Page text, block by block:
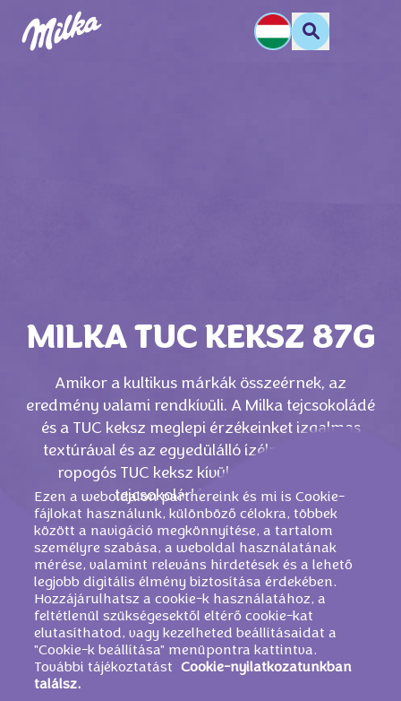
MILKA TUC KEKSZ 87G
Amikor a kultikus márkák összeérnek, az
eredmény valami rendkívüli. A Milka tejcsokoládé
és a TUC keksz meglepi érzékeinket izgalmas
textúrával és az egyedülálló ízélménnyel. 20
ropogós TUC keksz kívül, gyengéd alpesi
tejcsokoládé pedig belül.
Ezen a weboldalon partnereink és mi is Cookie-
fájlokat használunk, különböző célokra, többek
között a navigáció megkönnyítése, a tartalom
személyre szabása, a weboldal használatának
mérése, valamint releváns hirdetések és a lehető
legjobb digitális élmény biztosítása érdekében.
Hozzájárulhatsz a cookie-k használatához, a
feltétlenül szükségesektől eltérő cookie-kat
elutasíthatod, vagy kezelheted beállításaidat a
"Cookie-k beállítása" menüpontra kattintva.
További tájékoztatást
Cookie-nyilatkozatunkban
találsz.